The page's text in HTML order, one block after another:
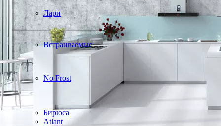
Лари
Встраиваемые
No Frost
Бирюса
Atlant